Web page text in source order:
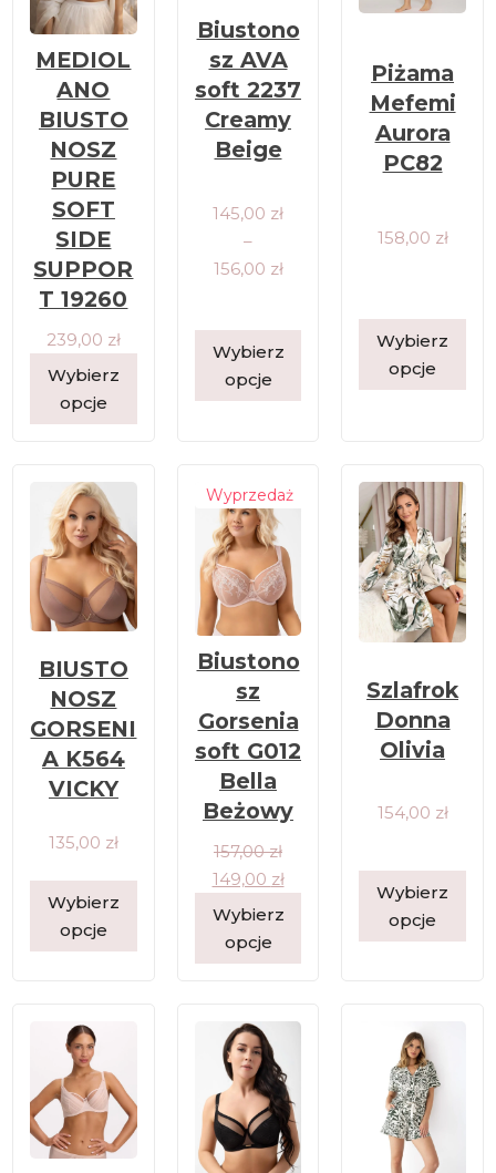
MEDIOL
ANO
BIUSTO
NOSZ
PURE
SOFT
SIDE
SUPPOR
T 19260
239,00 zł
Wybierz
opcje
Biustono
sz AVA
soft 2237
Creamy
Beige
145,00 zł
–
156,00 zł
Zakres cen: od 145,00 zł do 156,00 zł
Wybierz
opcje
Piżama
Mefemi
Aurora
PC82
158,00 zł
Wybierz
opcje
BIUSTO
NOSZ
GORSENI
A K564
VICKY
135,00 zł
Wybierz
opcje
Biustono
sz
Gorsenia
soft G012
Bella
Beżowy
157,00zł
149,00 zł
Wybierz
opcje
Wyprzedaż
Szlafrok
Donna
Olivia
154,00 zł
Wybierz
opcje